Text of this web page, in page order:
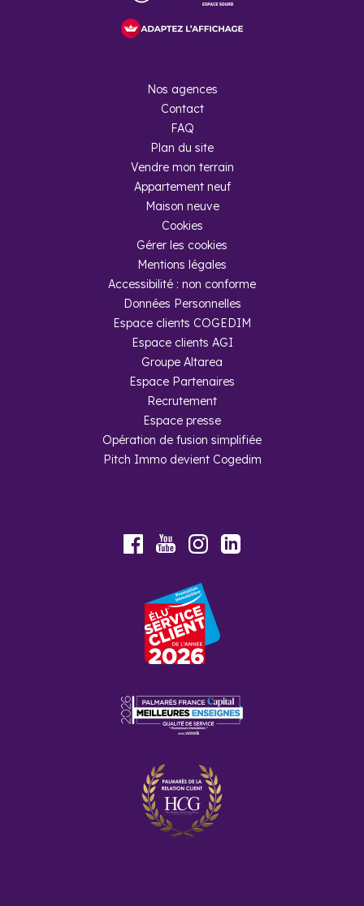
Nos agences
Contact
FAQ
Plan du site
Vendre mon terrain
Appartement neuf
Maison neuve
Cookies
Gérer les cookies
Mentions légales
Accessibilité : non conforme
Données Personnelles
Espace clients COGEDIM
Espace clients AGI
Groupe Altarea
Espace Partenaires
Recrutement
Espace presse
Opération de fusion simplifiée
Pitch Immo devient Cogedim
FacebookYoutubeInstagram